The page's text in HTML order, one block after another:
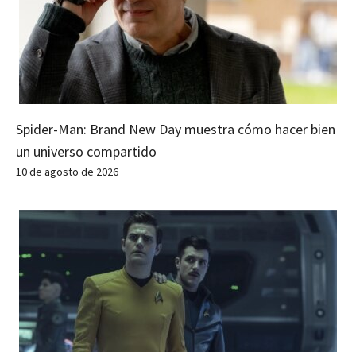
Spider-Man: Brand New Day muestra cómo hacer bien
un universo compartido
10 de agosto de 2026